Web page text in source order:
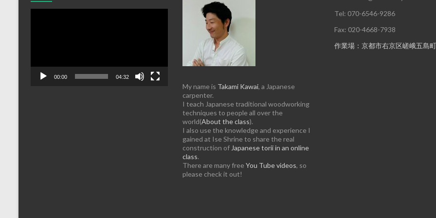
ー
00:00 04:32
My name is Takami Kawai, a Japanese
carpenter.
I teach Japanese traditional woodworking
techniques to people all over the
world(About the class).
I also use the knowledge and experience I
gained at Ise Shrine to share the real
construction of Japanese torii in an online
class.
There are many free You Tube videos, so
please check it out!
Tel: 070-6546-9286
Fax: 020-4668-7938
作業場：京都市右京区嵯峨五島